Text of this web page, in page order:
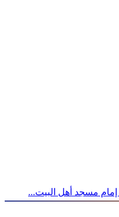
مسجد أهل البيت...